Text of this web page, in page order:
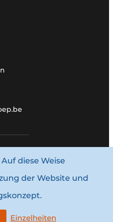
und Konditionen
diese Weise
der Website und
Einzelheiten